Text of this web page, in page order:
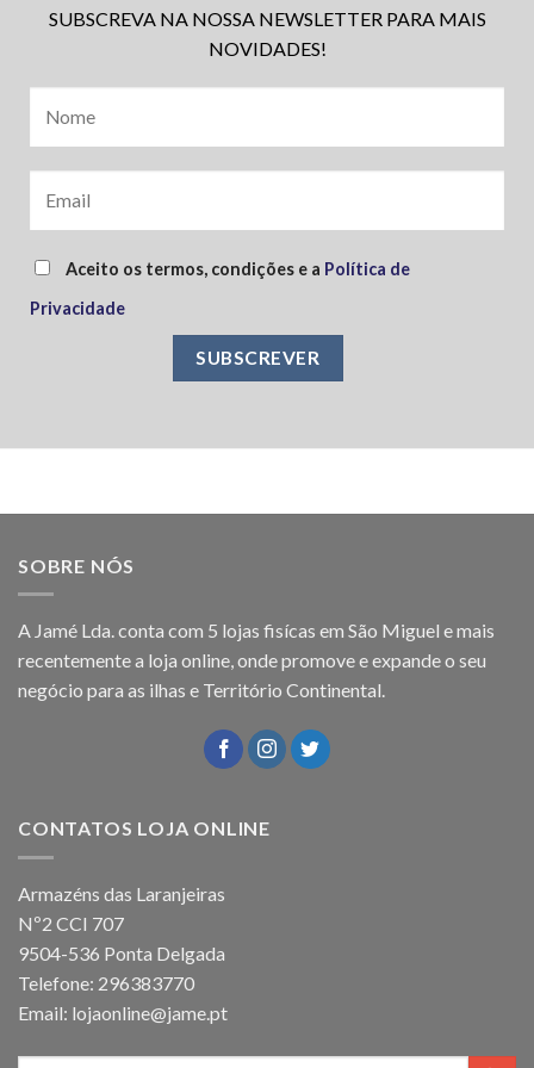
SUBSCREVA NA NOSSA NEWSLETTER PARA MAIS
NOVIDADES!
Aceito os termos, condições e a Política de
Privacidade
SOBRE NÓS
A Jamé Lda. conta com 5 lojas fisícas em São Miguel e mais
recentemente a loja online, onde promove e expande o seu
negócio para as ilhas e Território Continental.
CONTATOS LOJA ONLINE
Armazéns das Laranjeiras
Nº2 CCI 707
9504-536 Ponta Delgada
Telefone: 296383770
Email: lojaonline@jame.pt